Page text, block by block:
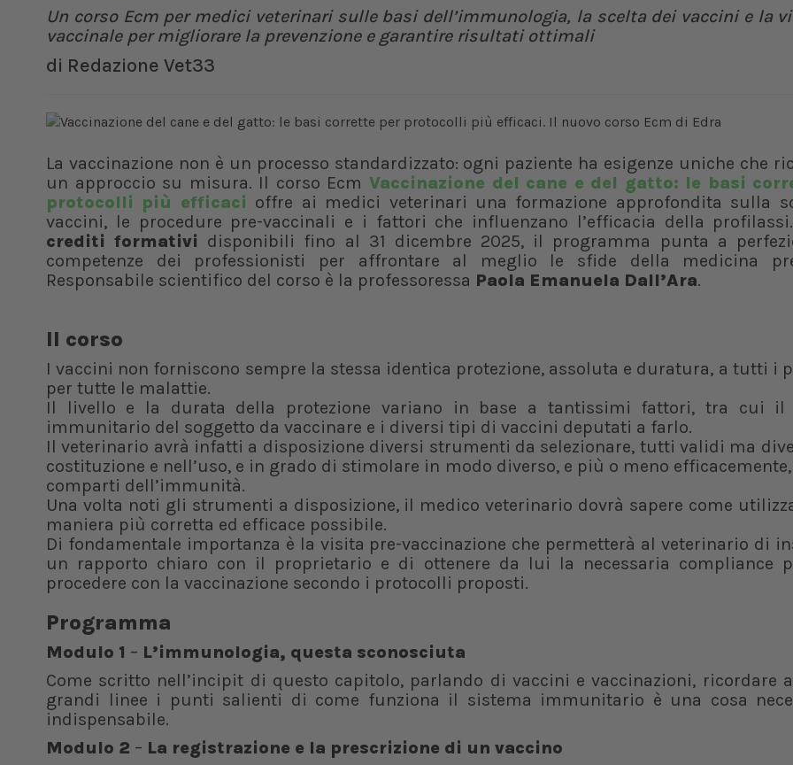
Un corso Ecm per medici veterinari sulle basi dell’immunologia, la scelta dei vaccini e la
vaccinale per migliorare la prevenzione e garantire risultati ottimali
di Redazione Vet33
La vaccinazione non è un processo standardizzato: ogni paziente ha esigenze uniche che
un approccio su misura. Il corso Ecm Vaccinazione del cane e del gatto: le basi
protocolli più efficaci offre ai medici veterinari una formazione approfondita sulla
vaccini, le procedure pre-vaccinali e i fattori che influenzano l’efficacia della
crediti formativi disponibili fino al 31 dicembre 2025, il programma punta a
competenze dei professionisti per affrontare al meglio le sfide della medicina
Responsabile scientifico del corso è la professoressa Paola Emanuela Dall’Ara.
Il corso
I vaccini non forniscono sempre la stessa identica protezione, assoluta e duratura, a tutti i
per tutte le malattie.
Il livello e la durata della protezione variano in base a tantissimi fattori, tra cui il
immunitario del soggetto da vaccinare e i diversi tipi di vaccini deputati a farlo.
Il veterinario avrà infatti a disposizione diversi strumenti da selezionare, tutti validi ma
costituzione e nell’uso, e in grado di stimolare in modo diverso, e più o meno
comparti dell’immunità.
Una volta noti gli strumenti a disposizione, il medico veterinario dovrà sapere come
maniera più corretta ed efficace possibile.
Di fondamentale importanza è la visita pre-vaccinazione che permetterà al veterinario di
un rapporto chiaro con il proprietario e di ottenere da lui la necessaria compliance
procedere con la vaccinazione secondo i protocolli proposti.
Programma
Modulo 1 – L’immunologia, questa sconosciuta
Come scritto nell’incipit di questo capitolo, parlando di vaccini e vaccinazioni, ricordare
grandi linee i punti salienti di come funziona il sistema immunitario è una cosa
indispensabile.
Modulo 2 – La registrazione e la prescrizione di un vaccino